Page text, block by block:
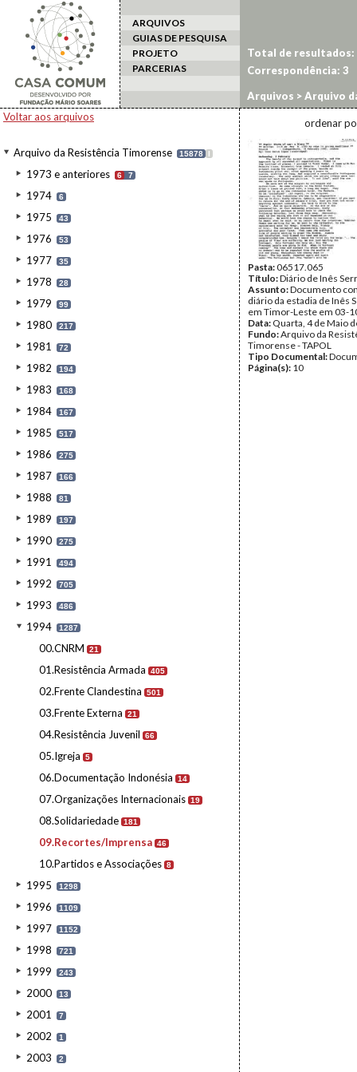
ARQUIVOS
GUIAS DE PESQUISA
PROJETO
PARCERIAS
Voltar aos arquivos
Arquivo da Resistência Timorense 15878 I
1973 e anteriores 6 7
1974 6
1975 43
1976 53
1977 35
1978 28
1979 99
1980 217
1981 72
1982 194
1983 168
1984 167
1985 517
1986 275
1987 166
1988 81
1989 197
1990 275
1991 494
1992 705
1993 486
1994 1287
00.CNRM 21
01.Resistência Armada 405
02.Frente Clandestina 501
03.Frente Externa 21
04.Resistência Juvenil 66
05.Igreja 5
06.Documentação Indonésia 14
07.Organizações Internacionais 19
08.Solidariedade 181
09.Recortes/Imprensa 46
10.Partidos e Associações 8
1995 1298
1996 1109
1997 1152
1998 721
1999 243
2000 13
2001 7
2002 1
2003 2
Total de resultados:
Correspondência: 3
Arquivos >Arquivo
ordenar
Pasta:06517.065
Título:Diário de Inês
Assunto:Documento
diário da estadia de Inês
em Timor-Leste em 03-
Data: Quarta, 4 de Maio
Fundo:Arquivo da
Timorense - TAPOL
Tipo Documental:
Página(s): 10